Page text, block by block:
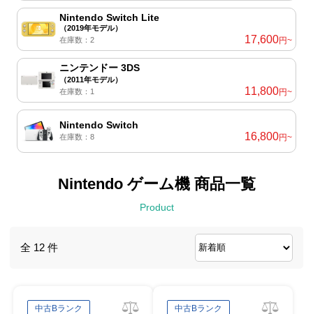
Nintendo Switch Lite
（2019年モデル）
在庫数：2
17,600円~
ニンテンドー 3DS
（2011年モデル）
在庫数：1
11,800円~
Nintendo Switch
在庫数：8 16,800円~
Nintendo ゲーム機 商品一覧
Product
全 12 件
中古Bランク
中古Bランク